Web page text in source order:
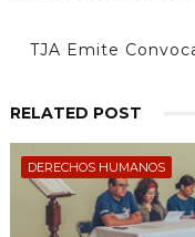
TJA Emite
RELATED POST
DERECHOS HUMANOS